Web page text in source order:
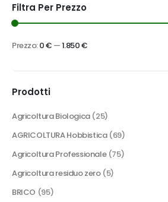
Filtra Per Prezzo
Prezzo:0 € —1.850 €
Prodotti
Agricoltura Biologica (25)
AGRICOLTURA Hobbistica (69)
Agricoltura Professionale (75)
Agricoltura residuo zero (5)
BRICO (95)